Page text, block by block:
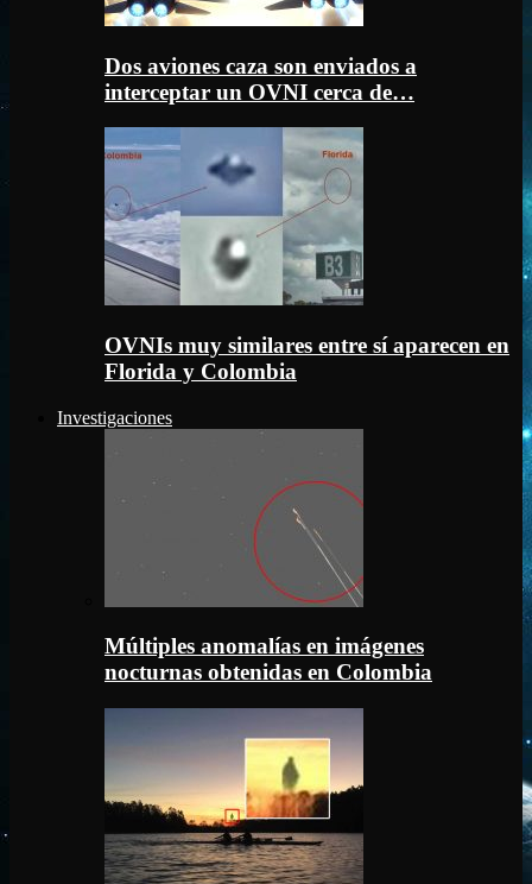
Dos aviones caza son enviados a
interceptar un OVNI cerca de…
OVNIs muy similares entre sí aparecen en
Florida y Colombia
Investigaciones
Múltiples anomalías en imágenes
nocturnas obtenidas en Colombia